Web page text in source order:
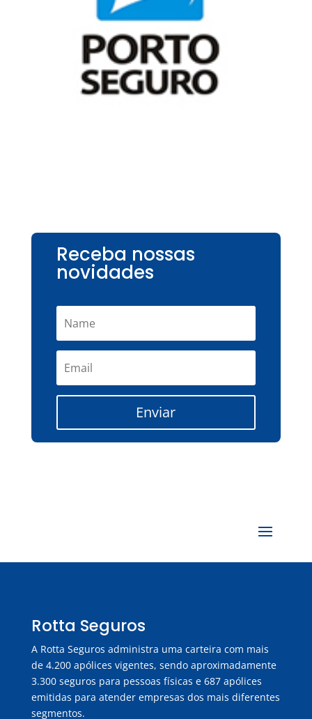
Receba nossas
novidades
Enviar
Rotta Seguros
A Rotta Seguros administra uma carteira com mais
de 4.200 apólices vigentes, sendo aproximadamente
3.300 seguros para pessoas físicas e 687 apólices
emitidas para atender empresas dos mais diferentes
segmentos.